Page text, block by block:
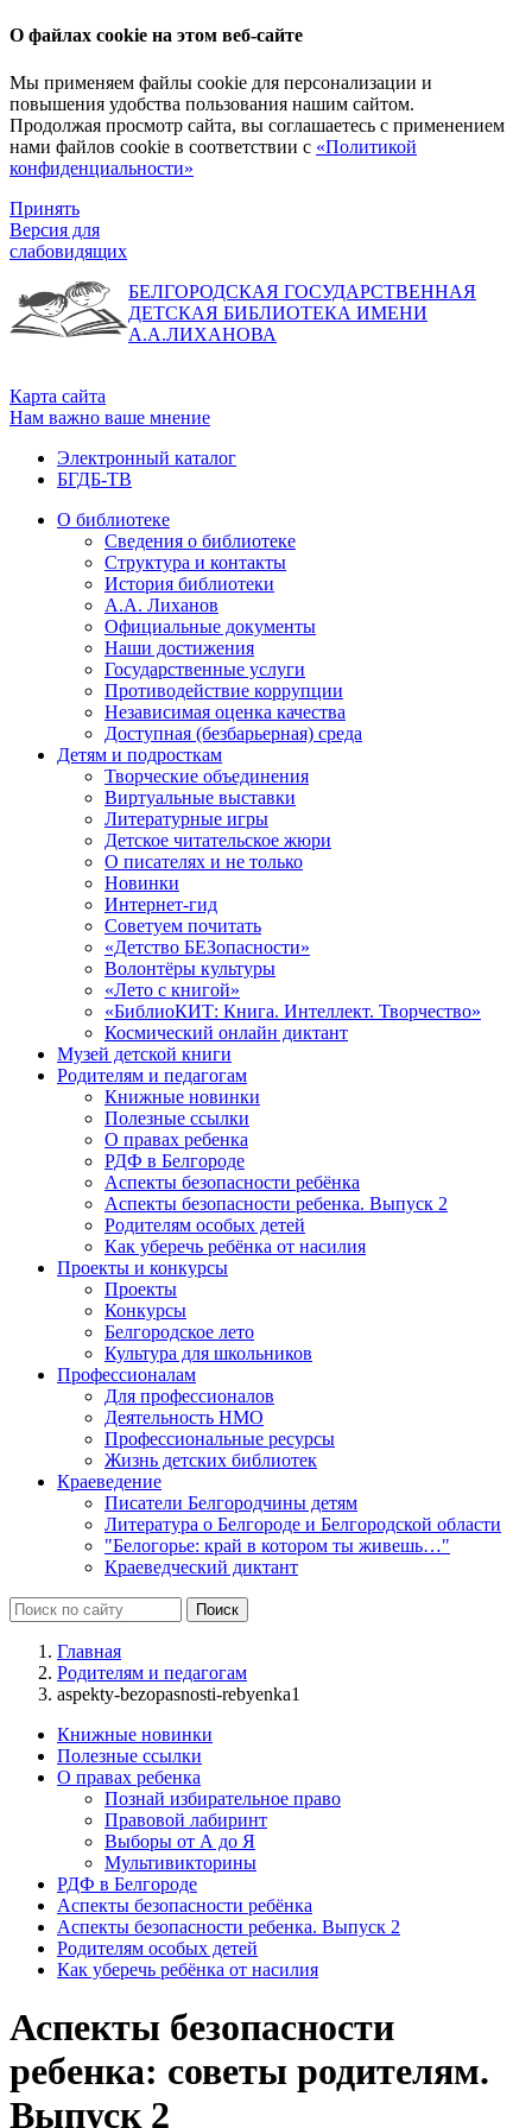
О файлах cookie на этом веб-сайте
Мы применяем файлы cookie для персонализации и
повышения удобства пользования нашим сайтом.
Продолжая просмотр сайта, вы соглашаетесь с применением
нами файлов cookie в соответствии с «Политикой
конфиденциальности»
Принять
Версия для
слабовидящих
БЕЛГОРОДСКАЯ ГОСУДАРСТВЕННАЯ
ДЕТСКАЯ БИБЛИОТЕКА ИМЕНИ
А.А.ЛИХАНОВА
Карта сайта
Нам важно ваше мнение
Электронный каталог
БГДБ-ТВ
О библиотеке
Сведения о библиотеке
Структура и контакты
История библиотеки
А.А. Лиханов
Официальные документы
Наши достижения
Государственные услуги
Противодействие коррупции
Независимая оценка качества
Доступная (безбарьерная) среда
Детям и подросткам
Творческие объединения
Виртуальные выставки
Литературные игры
Детское читательское жюри
О писателях и не только
Новинки
Интернет-гид
Советуем почитать
«Детство БЕЗопасности»
Волонтёры культуры
«Лето с книгой»
«БиблиоКИТ: Книга. Интеллект. Творчество»
Космический онлайн диктант
Музей детской книги
Родителям и педагогам
Книжные новинки
Полезные ссылки
О правах ребенка
РДФ в Белгороде
Аспекты безопасности ребёнка
Аспекты безопасности ребенка. Выпуск 2
Родителям особых детей
Как уберечь ребёнка от насилия
Проекты и конкурсы
Проекты
Конкурсы
Белгородское лето
Культура для школьников
Профессионалам
Для профессионалов
Деятельность НМО
Профессиональные ресурсы
Жизнь детских библиотек
Краеведение
Писатели Белгородчины детям
Литература о Белгороде и Белгородской области
"Белогорье: край в котором ты живешь…"
Краеведческий диктант
Главная
Родителям и педагогам
aspekty-bezopasnosti-rebyenka1
Книжные новинки
Полезные ссылки
О правах ребенка
Познай избирательное право
Правовой лабиринт
Выборы от А до Я
Мультивикторины
РДФ в Белгороде
Аспекты безопасности ребёнка
Аспекты безопасности ребенка. Выпуск 2
Родителям особых детей
Как уберечь ребёнка от насилия
Аспекты безопасности
ребенка: советы родителям.
Выпуск 2